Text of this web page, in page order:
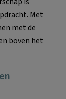
Met
met de
boven het